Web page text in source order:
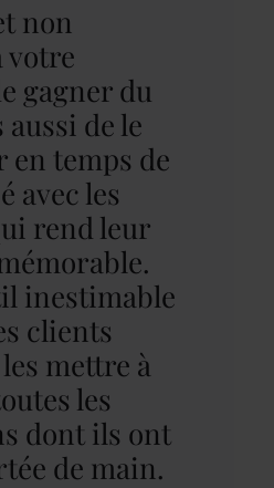
non
votre
gagner du
de le
temps de
avec les
rend leur
inestimable
clients
mettre à
les
dont ils ont
de main.